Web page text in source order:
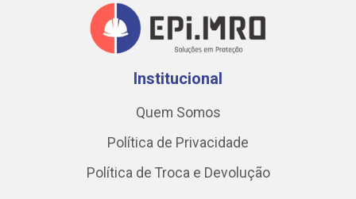
Institucional
Quem Somos
Política de Privacidade
Política de Troca e Devolução